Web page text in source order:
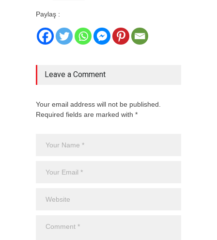
Paylaş :
Leave a Comment
Your email address will not be published.
Required fields are marked with *